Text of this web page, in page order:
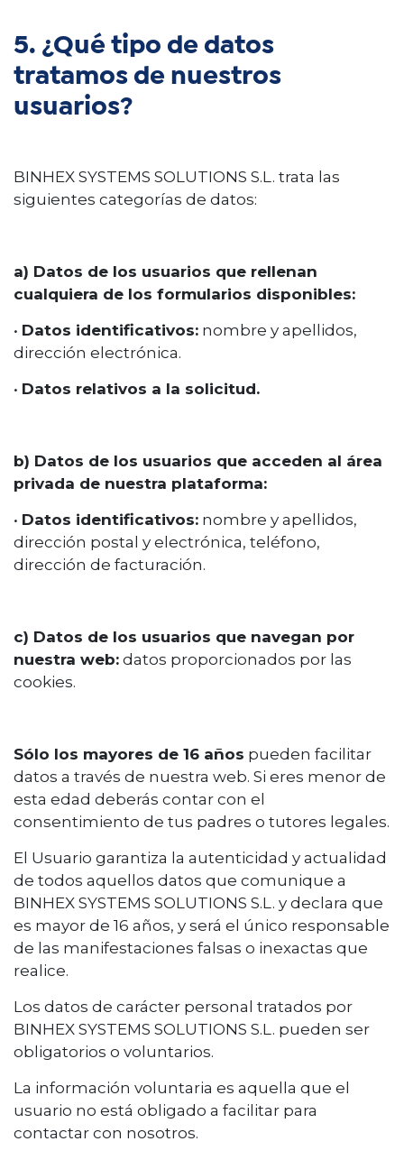
5. ¿Qué tipo de datos
tratamos de nuestros
usuarios?
BINHEX SYSTEMS SOLUTIONS S.L. trata las
siguientes categorías de datos:
a) Datos de los usuarios que rellenan
cualquiera de los formularios disponibles:
• Datos identificativos: nombre y apellidos,
dirección electrónica.
• Datos relativos a la solicitud.
b) Datos de los usuarios que acceden al área
privada de nuestra plataforma:
• Datos identificativos: nombre y apellidos,
dirección postal y electrónica, teléfono,
dirección de facturación.
c) Datos de los usuarios que navegan por
nuestra web: datos proporcionados por las
cookies.
Sólo los mayores de 16 años pueden facilitar
datos a través de nuestra web. Si eres menor de
esta edad deberás contar con el
consentimiento de tus padres o tutores legales.
El Usuario garantiza la autenticidad y actualidad
de todos aquellos datos que comunique a
BINHEX SYSTEMS SOLUTIONS S.L. y declara que
es mayor de 16 años, y será el único responsable
de las manifestaciones falsas o inexactas que
realice.
Los datos de carácter personal tratados por
BINHEX SYSTEMS SOLUTIONS S.L. pueden ser
obligatorios o voluntarios.
La información voluntaria es aquella que el
usuario no está obligado a facilitar para
contactar con nosotros.